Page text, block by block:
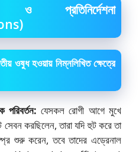
প্রতিনির্দেশনা
ওষুধ হওয়ায় নিম্নলিখিত ক্ষেত্রে
পরিবর্তন: যেসকল রোগী আগে মুখে
সেবন করছিলেন, তারা যদি হুট করে তা
শুরু করেন, তবে তাদের এড্রেনাল